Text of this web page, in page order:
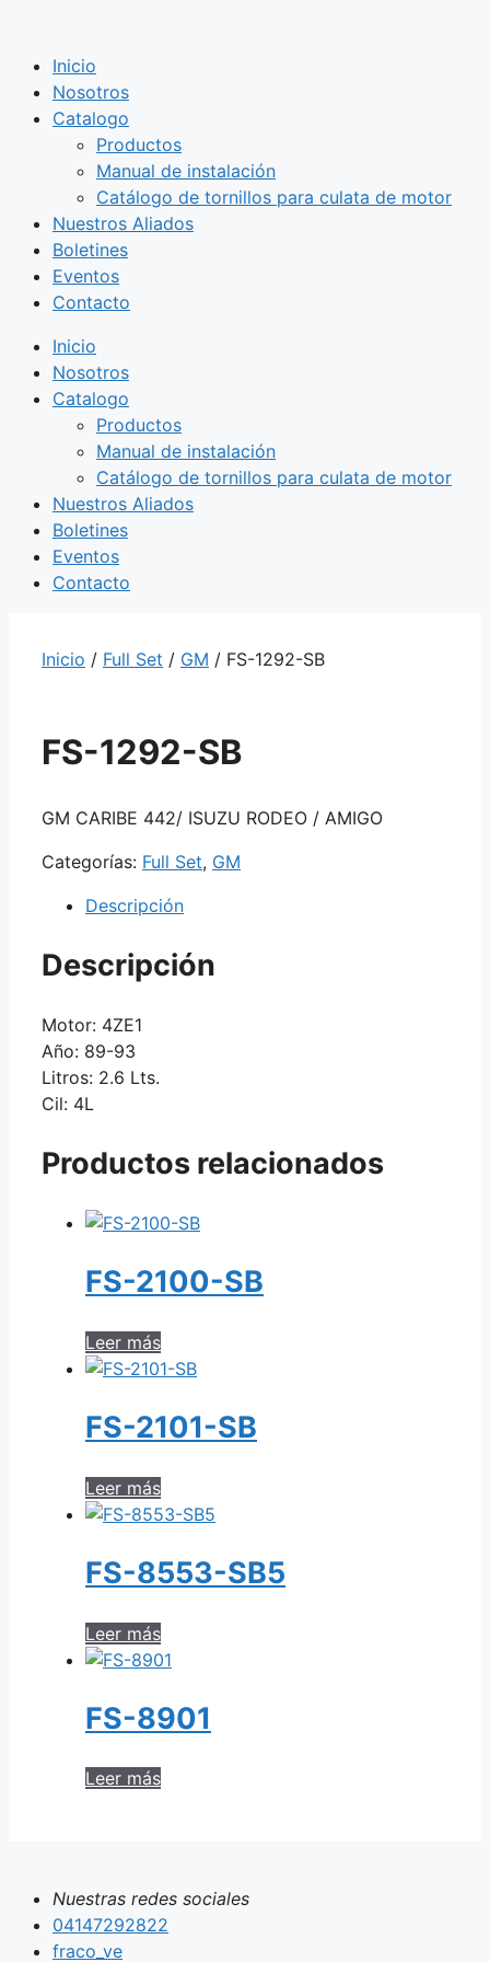
contenido
Inicio
Nosotros
Catalogo
Productos
Manual de instalación
Catálogo de tornillos para culata de motor
Nuestros Aliados
Boletines
Eventos
Contacto
Inicio
Nosotros
Catalogo
Productos
Manual de instalación
Catálogo de tornillos para culata de motor
Nuestros Aliados
Boletines
Eventos
Contacto
Inicio / Full Set / GM / FS-1292-SB
FS-1292-SB
GM CARIBE 442/ ISUZU RODEO / AMIGO
Categorías: Full Set, GM
Descripción
Descripción
Motor: 4ZE1
Año: 89-93
Litros: 2.6 Lts.
Cil: 4L
Productos relacionados
FS-2100-SB
Leer más
FS-2101-SB
Leer más
FS-8553-SB5
Leer más
FS-8901
Leer más
Nuestras redes sociales
04147292822
fraco_ve